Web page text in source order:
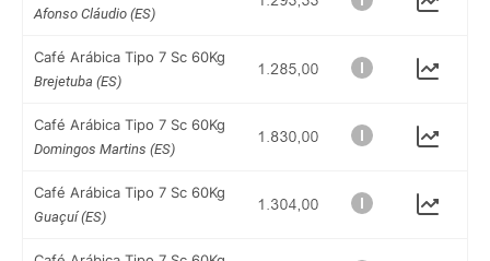
Afonso Cláudio (ES)
Café Arábica Tipo 7 Sc 60Kg
Brejetuba (ES)
Café Arábica Tipo 7 Sc 60Kg
Domingos Martins (ES)
Café Arábica Tipo 7 Sc 60Kg
Guaçuí (ES)